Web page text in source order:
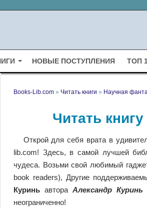
НОВЫЕ ПОСТУПЛЕНИЯ ТОП
Books-Lib.com » Читать книги » Научная
Читать
Открой для себя врата в
lib.com! Здесь, в самой лучшей
чудеса. Возьми свой любимый
book readers), Другие
Куринь автораАлександр Куринь
неограниченно!